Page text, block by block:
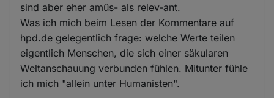
sind aber eher amüs- als relev-ant.
Was ich mich beim Lesen der Kommentare auf
hpd.de gelegentlich frage: welche Werte teilen
eigentlich Menschen, die sich einer säkularen
Weltanschauung verbunden fühlen. Mitunter fühle
ich mich "allein unter Humanisten".